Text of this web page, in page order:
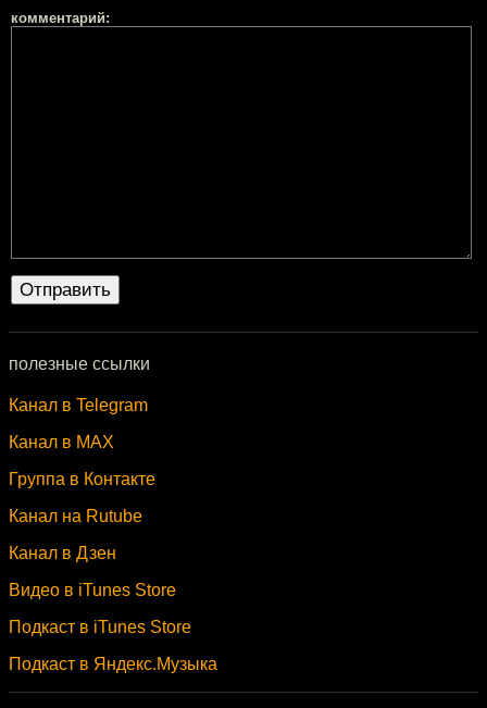
комментарий:
полезные ссылки
Канал в Telegram
Канал в MAX
Группа в Контакте
Канал на Rutube
Канал в Дзен
Видео в iTunes Store
Подкаст в iTunes Store
Подкаст в Яндекс.Музыка